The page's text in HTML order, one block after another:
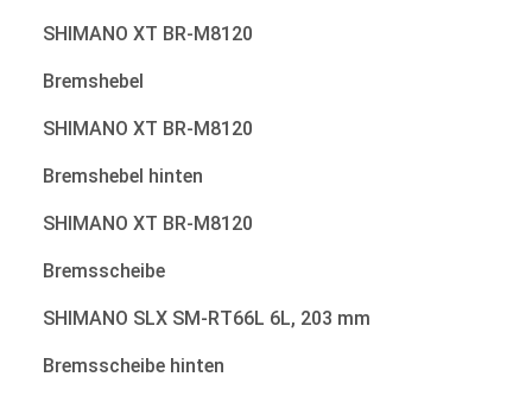
SHIMANO XT BR-M8120
Bremshebel
SHIMANO XT BR-M8120
Bremshebel hinten
SHIMANO XT BR-M8120
Bremsscheibe
SHIMANO SLX SM-RT66L 6L, 203 mm
Bremsscheibe hinten